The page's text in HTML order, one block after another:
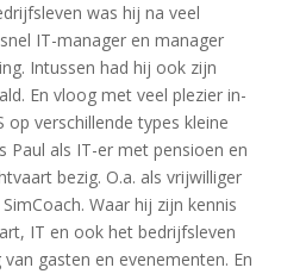
was hij na veel
IT-manager en manager
Intussen had hij ook zijn
En vloog met veel plezier in-
op verschillende types kleine
Paul als IT-er met pensioen en
bezig. O.a. als vrijwilliger
Waar hij zijn kennis
IT en ook het bedrijfsleven
gasten en evenementen. En